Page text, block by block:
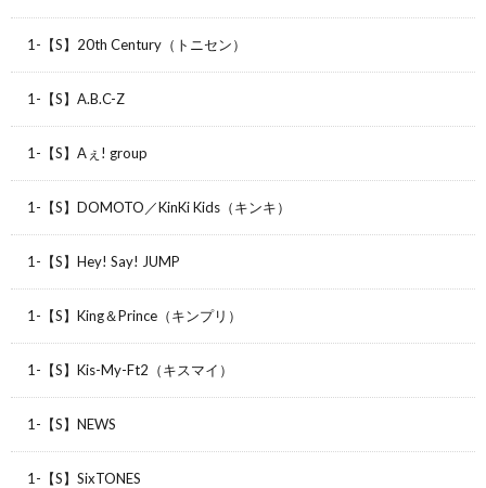
1-【S】20th Century（トニセン）
1-【S】A.B.C-Z
1-【S】Aぇ! group
1-【S】DOMOTO／KinKi Kids（キンキ）
1-【S】Hey! Say! JUMP
1-【S】King＆Prince（キンプリ）
1-【S】Kis-My-Ft2（キスマイ）
1-【S】NEWS
1-【S】SixTONES